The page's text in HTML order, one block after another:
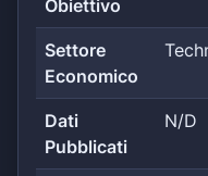
Obiettivo
Settore
Economico
Dati
Pubblicati
N/D